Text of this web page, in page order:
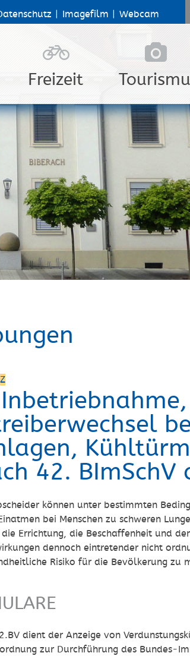
Imagefilm Webcam
Freizeit
Z
42. BImSchV
können unter bestimmten
bei Menschen zu schweren
Errichtung, die Beschaffenheit und
dennoch eintretender nicht
Risiko für die Bevölkerung zu
dient der Anzeige von
zur Durchführung des Bundes-